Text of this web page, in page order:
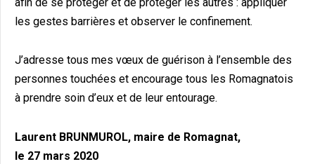
les gestes barrières et observer le confinement.
J’adresse tous mes vœux de guérison à l’ensemble des
personnes touchées et encourage tous les Romagnatois
à prendre soin d’eux et de leur entourage.
Laurent BRUNMUROL, maire de Romagnat,
le 27 mars 2020